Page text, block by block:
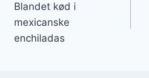
Blandet kød i
mexicanske
enchiladas